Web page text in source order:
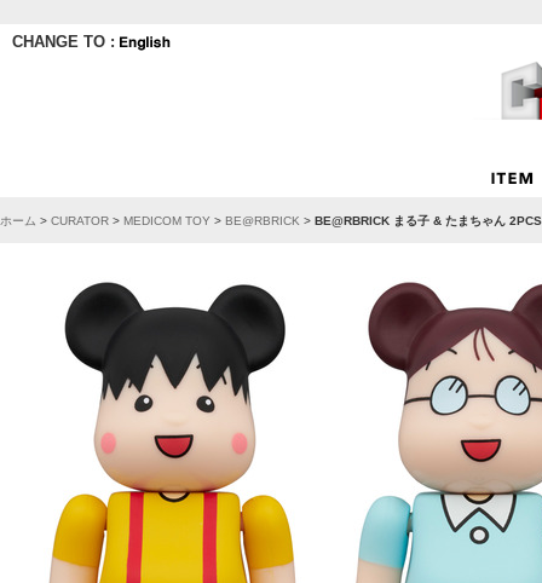
CHANGE TO :
ホーム > CURATOR > MEDICOM TOY > BE@RBRICK > BE@RBRICK まる子 & たまちゃん